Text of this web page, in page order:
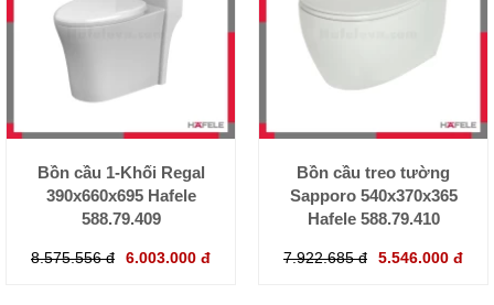
Bồn cầu 1-Khối Regal
390x660x695 Hafele
588.79.409
8.575.556 đ 6.003.000 đ
Bồn cầu treo tường
Sapporo 540x370x365
Hafele 588.79.410
7.922.685 đ 5.546.000 đ